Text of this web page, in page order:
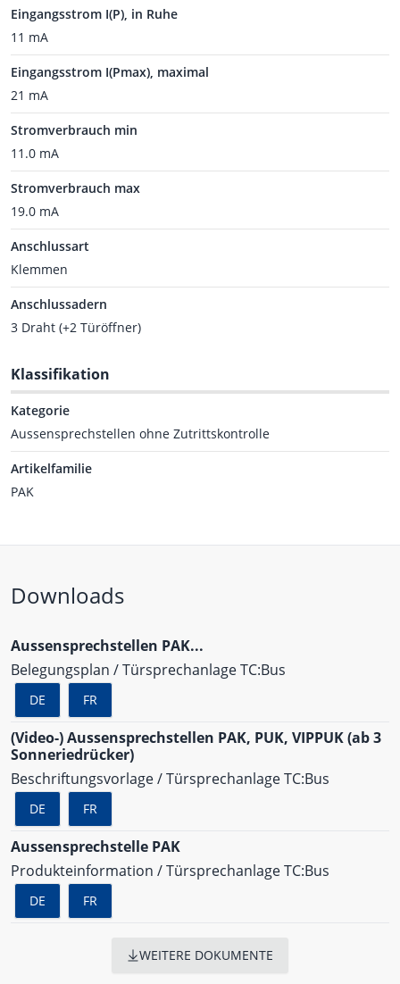
Eingangsstrom I(P), in Ruhe
11 mA
Eingangsstrom I(Pmax), maximal
21 mA
Stromverbrauch min
11.0 mA
Stromverbrauch max
19.0 mA
Anschlussart
Klemmen
Anschlussadern
3 Draht (+2 Türöffner)
Klassifikation
Kategorie
Aussensprechstellen ohne Zutrittskontrolle
Artikelfamilie
PAK
Downloads
Aussensprechstellen PAK...
Belegungsplan / Türsprechanlage TC:Bus
DE FR
(Video-) Aussensprechstellen PAK, PUK, VIPPUK (ab 3
Sonneriedrücker)
Beschriftungsvorlage / Türsprechanlage TC:Bus
DE FR
Aussensprechstelle PAK
Produkteinformation / Türsprechanlage TC:Bus
DE FR
WEITERE DOKUMENTE